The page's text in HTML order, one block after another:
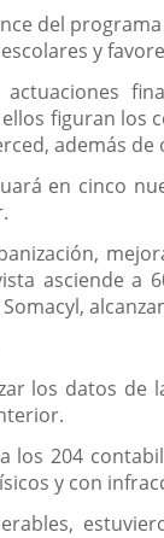
del
y
figuran los
además
en cinco
asciende a
los datos de
204
y con